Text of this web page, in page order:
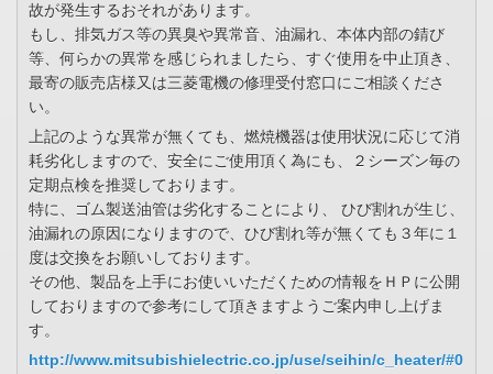
故が発生するおそれがあります。
もし、排気ガス等の異臭や異常音、油漏れ、本体内部の錆び
等、何らかの異常を感じられましたら、すぐ使用を中止頂き、
最寄の販売店様又は三菱電機の修理受付窓口にご相談くださ
い。
上記のような異常が無くても、燃焼機器は使用状況に応じて消
耗劣化しますので、安全にご使用頂く為にも、２シーズン毎の
定期点検を推奨しております。
特に、ゴム製送油管は劣化することにより、 ひび割れが生じ、
油漏れの原因になりますので、ひび割れ等が無くても３年に１
度は交換をお願いしております。
その他、製品を上手にお使いいただくための情報をＨＰに公開
しておりますので参考にして頂きますようご案内申し上げま
す。
http://www.mitsubishielectric.co.jp/use/seihin/c_heater/#0